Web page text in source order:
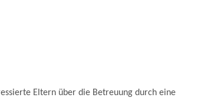
Eltern über die Betreuung durch eine